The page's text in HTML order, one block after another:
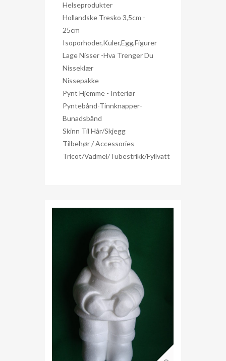
Helseprodukter
Hollandske Tresko 3,5cm -
25cm
Isoporhoder,kuler,egg,figurer
Lage Nisser -hva Trenger Du
Nisseklær
Nissepakke
Pynt Hjemme - Interiør
Pyntebånd-Tinnknapper-
Bunadsbånd
Skinn Til Hår/skjegg
Tilbehør / Accessories
Tricot/Vadmel/Tubestrikk/Fyllvatt